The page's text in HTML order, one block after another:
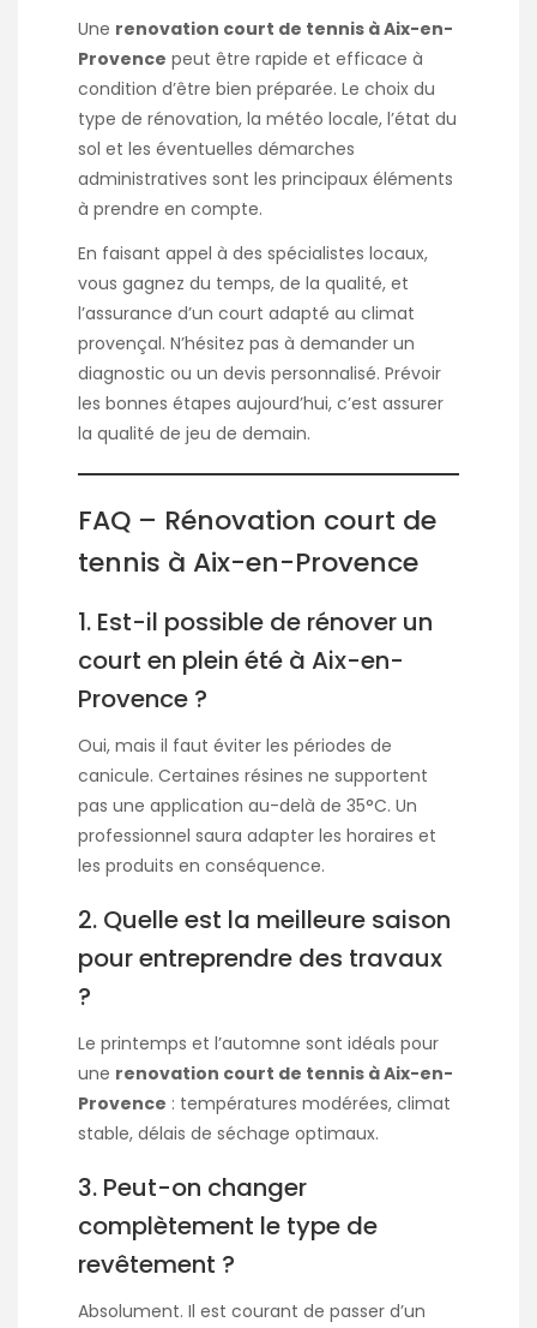
Une renovation court de tennis à Aix-en-
Provence peut être rapide et efficace à
condition d’être bien préparée. Le choix du
type de rénovation, la météo locale, l’état du
sol et les éventuelles démarches
administratives sont les principaux éléments
à prendre en compte.
En faisant appel à des spécialistes locaux,
vous gagnez du temps, de la qualité, et
l’assurance d’un court adapté au climat
provençal. N’hésitez pas à demander un
diagnostic ou un devis personnalisé. Prévoir
les bonnes étapes aujourd’hui, c’est assurer
la qualité de jeu de demain.
FAQ – Rénovation court de
tennis à Aix-en-Provence
1. Est-il possible de rénover un
court en plein été à Aix-en-
Provence ?
Oui, mais il faut éviter les périodes de
canicule. Certaines résines ne supportent
pas une application au-delà de 35°C. Un
professionnel saura adapter les horaires et
les produits en conséquence.
2. Quelle est la meilleure saison
pour entreprendre des travaux
?
Le printemps et l’automne sont idéals pour
une renovation court de tennis à Aix-en-
Provence : températures modérées, climat
stable, délais de séchage optimaux.
3. Peut-on changer
complètement le type de
revêtement ?
Absolument. Il est courant de passer d’un